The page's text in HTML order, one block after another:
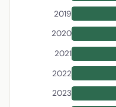
2019
2020
2021
2022
2023